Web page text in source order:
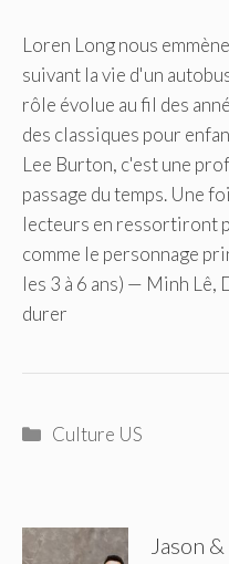
Loren Long nous
suivant la vie d'un
rôle évolue au fil des
des classiques pour
Lee Burton, c'est une
passage du temps. Une
lecteurs en ressortiront
comme le personnage
les 3 à 6 ans) — Minh
durer
Catégories
Culture US
Jason